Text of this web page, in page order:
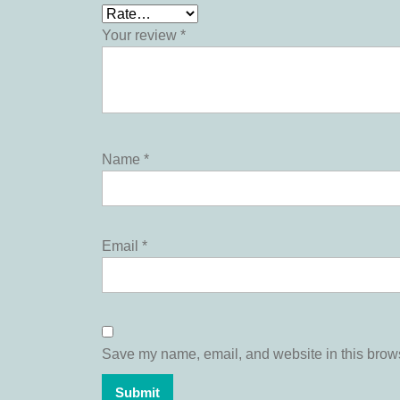
Your review *
Name *
Email *
Save my name, email, and website in this